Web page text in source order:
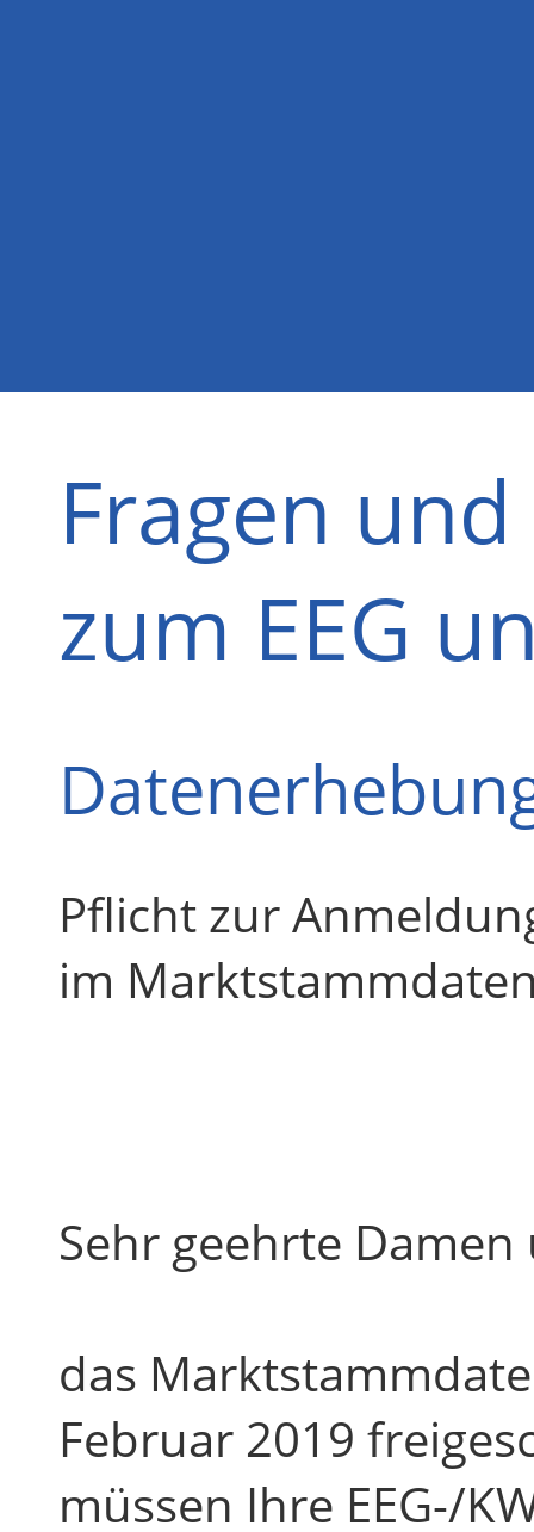
Fragen
zum EEG
Pflicht zur
im
Sehr geehrte
das
Februar 2019
müssen Ihre EEG-/